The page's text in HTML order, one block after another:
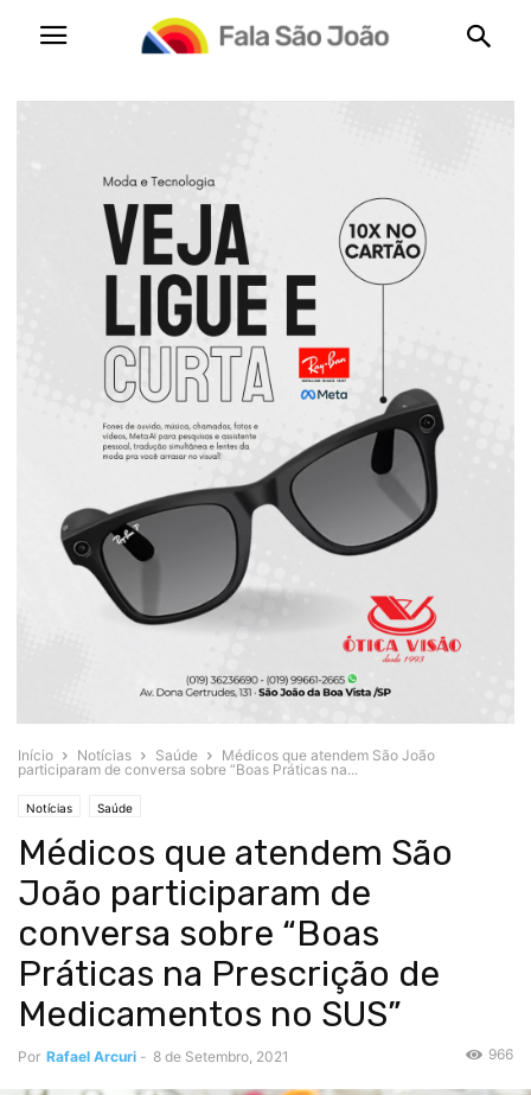
Início Notícias Saúde
Médicos que atendem São João
participaram de conversa sobre “Boas Práticas na...
Notícias Saúde
Médicos que atendem São
João participaram de
conversa sobre “Boas
Práticas na Prescrição de
Medicamentos no SUS”
Por Rafael Arcuri - 8 de Setembro, 2021 966